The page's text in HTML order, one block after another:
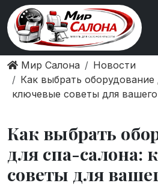
Мир Салона
Новости
Как выбрать оборудование
ключевые советы для вашего
Как выбрать
для спа-салона:
советы для